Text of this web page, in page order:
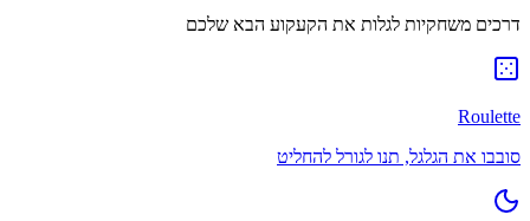
דרכים משחקיות לגלות את הקעקוע הבא שלכם
Roulette
סובבו את הגלגל, תנו לגורל להחליט